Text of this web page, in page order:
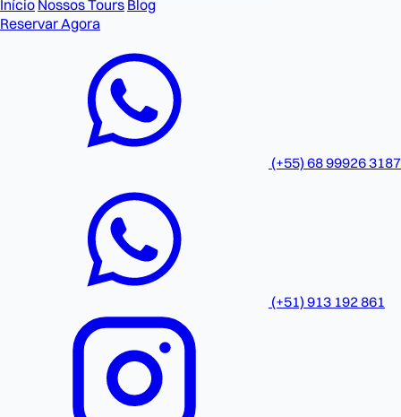
Início Nossos Tours Blog
Reservar Agora
(+55) 68 99926 3187
(+51) 913 192 861